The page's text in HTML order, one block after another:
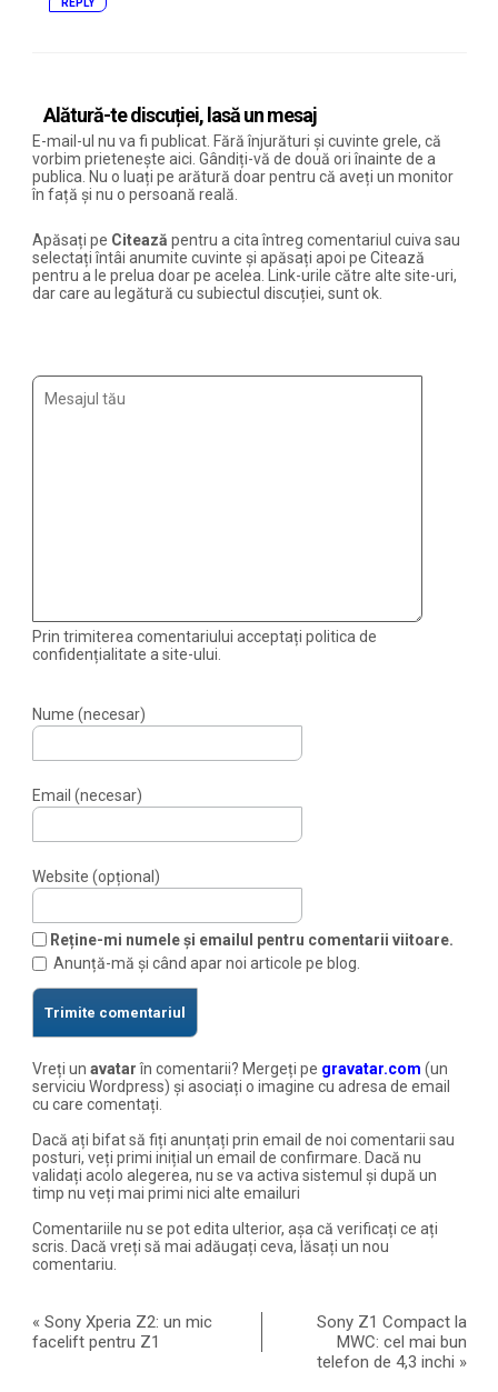
Alătură-te discuției, lasă un mesaj
E-mail-ul nu va fi publicat. Fără înjurături și cuvinte grele, că
vorbim prietenește aici. Gândiți-vă de două ori înainte de a
publica. Nu o luați pe arătură doar pentru că aveți un monitor
în față și nu o persoană reală.
Apăsați pe Citează pentru a cita întreg comentariul cuiva sau
selectați întâi anumite cuvinte și apăsați apoi pe Citează
pentru a le prelua doar pe acelea. Link-urile către alte site-uri,
dar care au legătură cu subiectul discuției, sunt ok.
Prin trimiterea comentariului acceptați politica de
confidențialitate a site-ului.
Nume (necesar)
Email (necesar)
Website (opțional)
Reține-mi numele și emailul pentru comentarii viitoare.
Anunță-mă și când apar noi articole pe blog.
Vreți unavatarîn comentarii? Mergeți pe gravatar.com (un
serviciu Wordpress) și asociați o imagine cu adresa de email
cu care comentați.
Dacă ați bifat să fiți anunțați prin email de noi comentarii sau
posturi, veți primi inițial un email de confirmare. Dacă nu
validați acolo alegerea, nu se va activa sistemul și după un
timp nu veți mai primi nici alte emailuri
Comentariile nu se pot edita ulterior, așa că verificați ce ați
scris. Dacă vreți să mai adăugați ceva, lăsați un nou
comentariu.
«Sony Xperia Z2: un mic
facelift pentru Z1
Sony Z1 Compact la
MWC: cel mai bun
telefon de 4,3 inchi »